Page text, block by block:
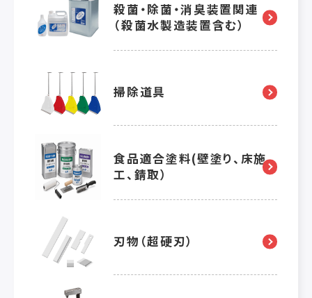
殺菌・除菌・消臭装置関連
（殺菌水製造装置含む）
掃除道具
食品適合塗料(壁塗り、床施
工、錆取）
刃物（超硬刃）